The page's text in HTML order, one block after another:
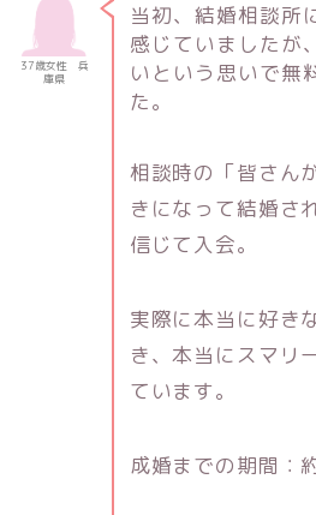
37歳女性 兵
庫県
当初、結婚相談所
感じていましたが
いという思いで無
た。
相談時の「皆さん
きになって結婚さ
信じて入会。
実際に本当に好き
き、本当にスマリ
ています。
成婚までの期間：